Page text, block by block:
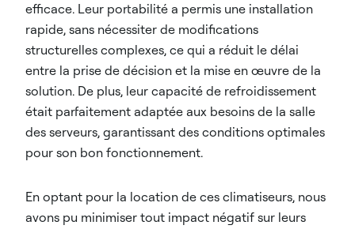
efficace. Leur portabilité a permis une installation
rapide, sans nécessiter de modifications
structurelles complexes, ce qui a réduit le délai
entre la prise de décision et la mise en œuvre de la
solution. De plus, leur capacité de refroidissement
était parfaitement adaptée aux besoins de la salle
des serveurs, garantissant des conditions optimales
pour son bon fonctionnement.
En optant pour la location de ces climatiseurs, nous
avons pu minimiser tout impact négatif sur leurs